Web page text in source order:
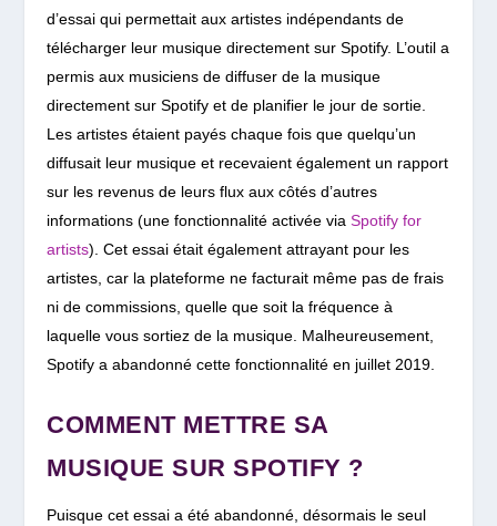
d’essai qui permettait aux artistes indépendants de
télécharger leur musique directement sur Spotify. L’outil a
permis aux musiciens de diffuser de la musique
directement sur Spotify et de planifier le jour de sortie.
Les artistes étaient payés chaque fois que quelqu’un
diffusait leur musique et recevaient également un rapport
sur les revenus de leurs flux aux côtés d’autres
informations (une fonctionnalité activée viaSpotify for
artists). Cet essai était également attrayant pour les
artistes, car la plateforme ne facturait même pas de frais
ni de commissions, quelle que soit la fréquence à
laquelle vous sortiez de la musique. Malheureusement,
Spotify a abandonné cette fonctionnalité en juillet 2019.
COMMENT METTRE SA
MUSIQUE SUR SPOTIFY ?
Puisque cet essai a été abandonné, désormais le seul